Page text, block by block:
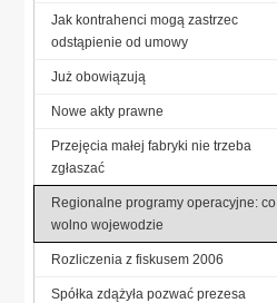
Jak kontrahenci mogą zastrzec
odstąpienie od umowy
Już obowiązują
Nowe akty prawne
Przejęcia małej fabryki nie trzeba
zgłaszać
Regionalne programy operacyjne: co
wolno wojewodzie
Rozliczenia z fiskusem 2006
Spółka zdążyła pozwać prezesa